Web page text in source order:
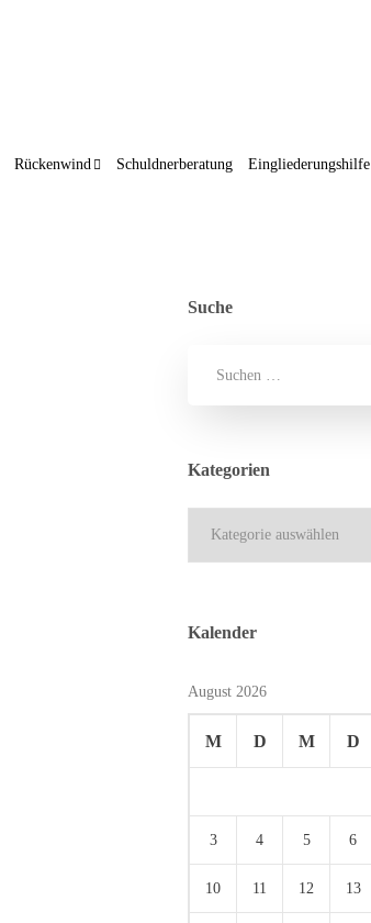
Rückenwind Schuldnerberatung Eingliederungshilfe
Suche
Kategorien
Kalender
August 2026
M D M D
3 4 5 6
10 11 12 13